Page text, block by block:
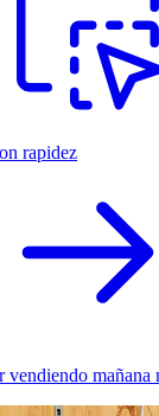
rapidez
vendiendo mañana